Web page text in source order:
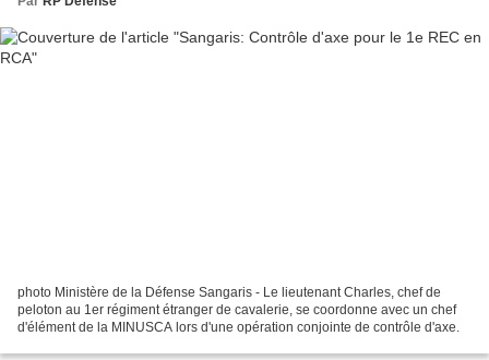
photo Ministère de la Défense Sangaris - Le lieutenant Charles, chef de
peloton au 1er régiment étranger de cavalerie, se coordonne avec un chef
d'élément de la MINUSCA lors d'une opération conjointe de contrôle d'axe.